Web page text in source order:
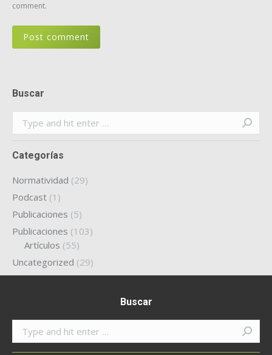
comment.
Post comment
Buscar
Search:
Categorías
Normatividad (29)
Podcast (1)
Publicaciones (5)
Publicaciones (103)
Artículos (55)
Uncategorized (29)
Buscar
Search: